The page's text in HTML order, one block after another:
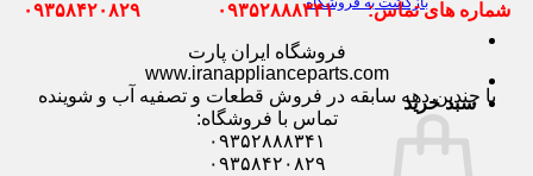
سبد خرید
شماره های تماس: ۰۹۳۵۲۸۸۸۳۴۱ ۰۹۳۵۸۴۲۰۸۲۹
فروشگاه ایران پارت
www.iranapplianceparts.com
با چندین دهه سابقه در فروش قطعات و تصفیه آب و شوینده
تماس با فروشگاه:
۰۹۳۵۲۸۸۸۳۴۱
۰۹۳۵۸۴۲۰۸۲۹